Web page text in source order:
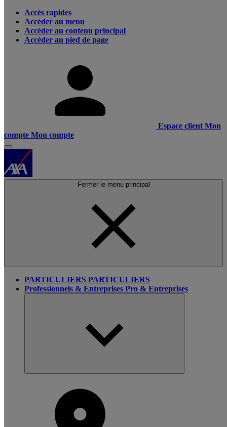
Accès rapides
Accéder au menu
Accéder au contenu principal
Accéder au pied de page
Espace client Mon
compte Mon compte
Fermer le menu principal
PARTICULIERS PARTICULIERS
Professionnels & Entreprises Pro & Entreprises